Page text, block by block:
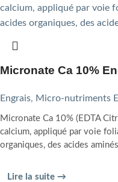
Micronate Ca 10%
Engrais, Micro-nutriments
Micronate Ca 10% (EDTA
calcium, appliqué par voie
organiques, des acides
Lire la suite →